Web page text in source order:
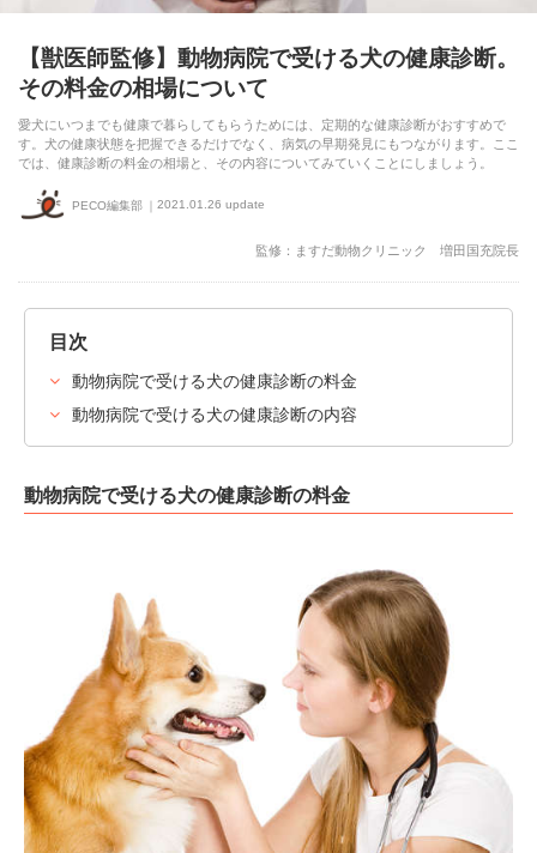
【獣医師監修】動物病院で受ける犬の健康診断。
その料金の相場について
愛犬にいつまでも健康で暮らしてもらうためには、定期的な健康診断がおすすめで
す。犬の健康状態を把握できるだけでなく、病気の早期発見にもつながります。ここ
では、健康診断の料金の相場と、その内容についてみていくことにしましょう。
PECO編集部 2021.01.26 update
監修：ますだ動物クリニック 増田国充院長
目次
動物病院で受ける犬の健康診断の料金
動物病院で受ける犬の健康診断の内容
動物病院で受ける犬の健康診断の料金